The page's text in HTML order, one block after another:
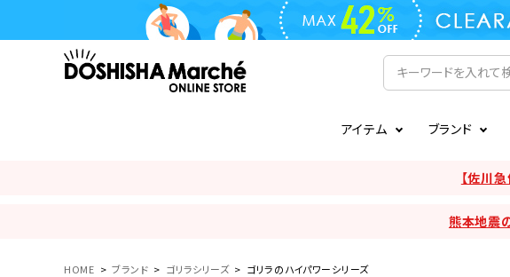
アイテム
フライパン・鍋
調理器具
扇風機
ブランド
AVISTA ORION
送料とお支払いについて
ご注文後のキャンセルにつ
商品レビューについて ギフトラッピング・熨斗につ
【佐川
熊本地震
HOME ブランド ゴリラシリーズ ゴリラのハイパワーシリーズ